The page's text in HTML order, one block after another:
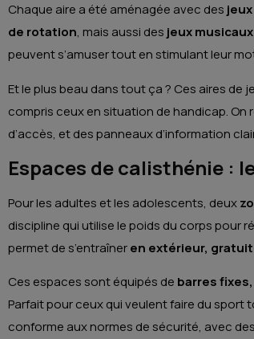
Chaque aire a été aménagée avec des
de rotation, mais aussi des jeux musicaux
peuvent s’amuser tout en stimulant leur
Et le plus beau dans tout ça ? Ces aires de
compris ceux en situation de handicap.
d’accès, et des panneaux d’information
Espaces de calisthénie :
Pour les adultes et les adolescents, deux
discipline qui utilise le poids du corps pour
permet de s’entraîneren extérieur,
Ces espaces sont équipés de barres
Parfait pour ceux qui veulent faire du sport
conforme aux normes de sécurité, avec